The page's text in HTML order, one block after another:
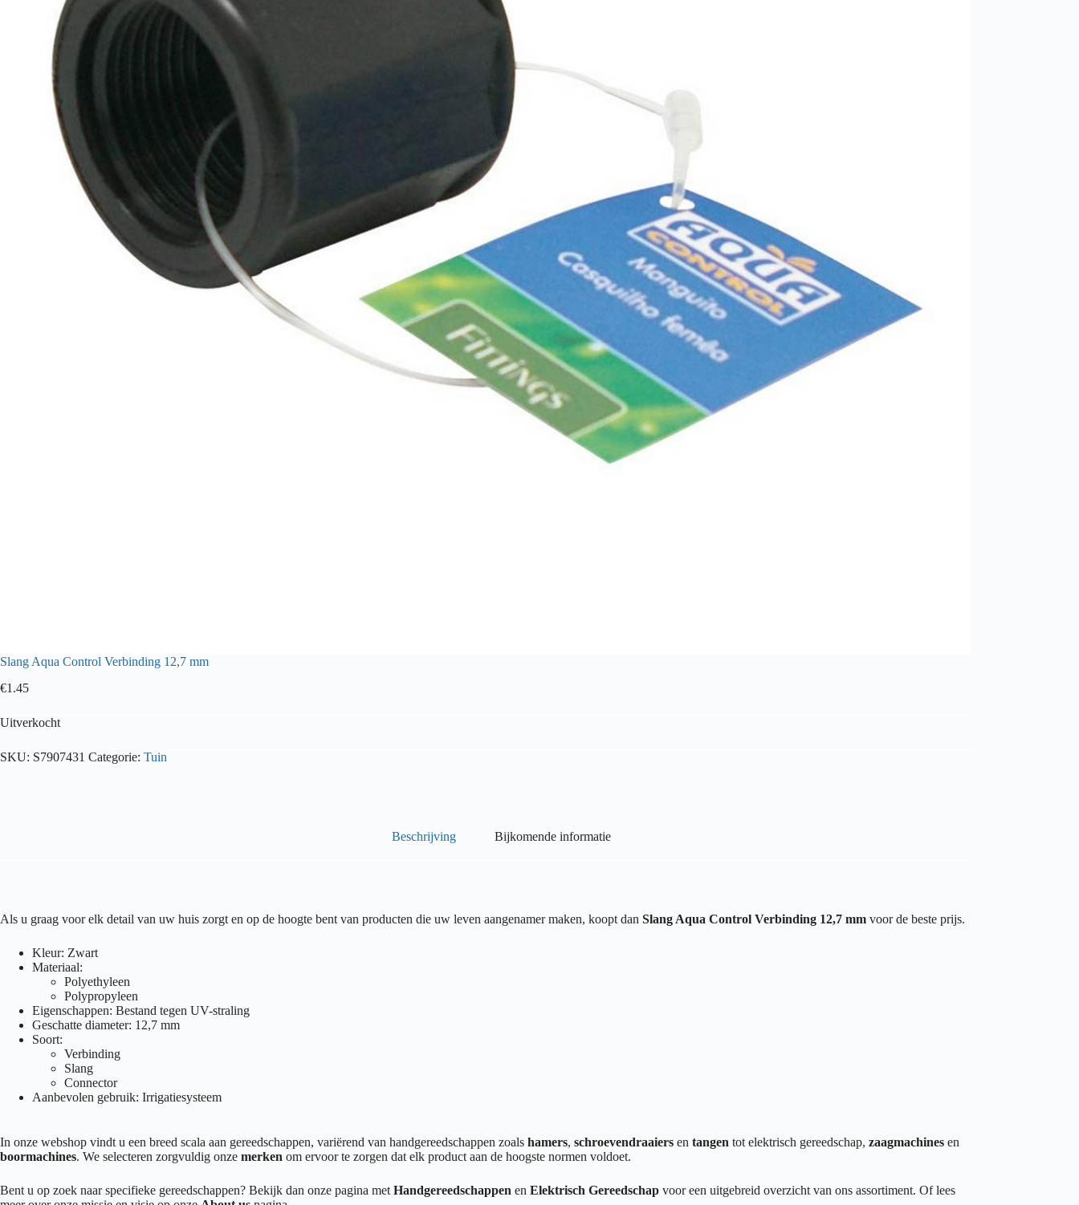
Slang Aqua Control Verbinding 12,7 mm
€1.45
Uitverkocht
SKU: S7907431 Categorie: Tuin
Beschrijving Bijkomende informatie
Als u graag voor elk detail van uw huis zorgt en op de hoogte bent van producten die uw leven aangenamer maken, koopt dan Slang Aqua Control Verbinding 12,7 mm voor de beste prijs.
Kleur: Zwart
Materiaal:
Polyethyleen
Polypropyleen
Eigenschappen: Bestand tegen UV-straling
Geschatte diameter: 12,7 mm
Soort:
Verbinding
Slang
Connector
Aanbevolen gebruik: Irrigatiesysteem
In onze webshop vindt u een breed scala aan gereedschappen, variërend van handgereedschappen zoals hamers, schroevendraaiers en tangen tot elektrisch gereedschap, zaagmachines en
boormachines. We selecteren zorgvuldig onze merken om ervoor te zorgen dat elk product aan de hoogste normen voldoet.
Bent u op zoek naar specifieke gereedschappen? Bekijk dan onze pagina met Handgereedschappen en Elektrisch Gereedschap voor een uitgebreid overzicht van ons assortiment. Of lees